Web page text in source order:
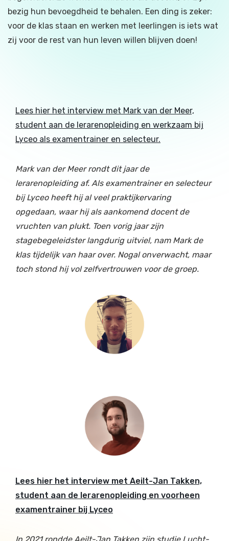
bezig hun bevoegdheid te behalen. Een ding is zeker:
voor de klas staan en werken met leerlingen is iets wat
zij voor de rest van hun leven willen blijven doen!
Lees hier het interview met Mark van der Meer,
student aan de lerarenopleiding en werkzaam bij
Lyceo als examentrainer en selecteur.
Mark van der Meer rondt dit jaar de
lerarenopleiding af. Als examentrainer en selecteur
bij Lyceo heeft hij al veel praktijkervaring
opgedaan, waar hij als aankomend docent de
vruchten van plukt. Toen vorig jaar zijn
stagebegeleidster langdurig uitviel, nam Mark de
klas tijdelijk van haar over. Nogal onverwacht, maar
toch stond hij vol zelfvertrouwen voor de groep.
Lees hier het interview met Aeilt-Jan Takken,
student aan de lerarenopleiding en voorheen
examentrainer bij Lyceo
In 2021 rondde Aeilt-Jan Takken zijn studie Lucht-